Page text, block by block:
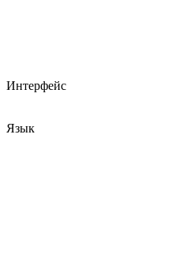
Интерфейс
Язык